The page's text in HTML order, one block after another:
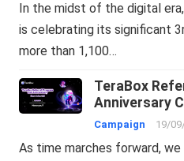
In the midst of the digital
is celebrating its significant
more than 1,100…
TeraBox
Anniversary
Campaign 19/
As time marches forward,